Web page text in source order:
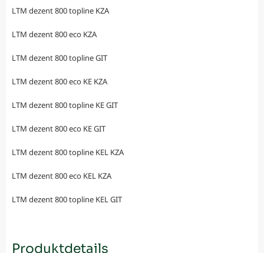
LTM dezent 800 topline KZA
LTM dezent 800 eco KZA
LTM dezent 800 topline GIT
LTM dezent 800 eco KE KZA
LTM dezent 800 topline KE GIT
LTM dezent 800 eco KE GIT
LTM dezent 800 topline KEL KZA
LTM dezent 800 eco KEL KZA
LTM dezent 800 topline KEL GIT
Produktdetails